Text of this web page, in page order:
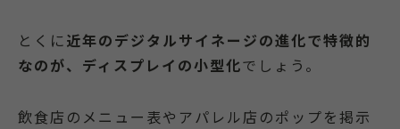
とくに近年のデジタルサイネージの進化で特徴的
なのが、ディスプレイの小型化でしょう。
飲食店のメニュー表やアパレル店のポップを掲示